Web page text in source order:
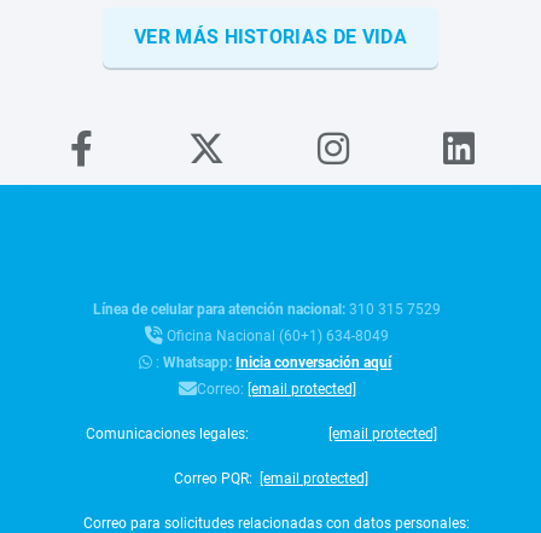
VER MÁS HISTORIAS DE VIDA
Línea de celular para atención nacional:310 315 7529
Oficina Nacional (60+1) 634-8049
:Whatsapp: Inicia conversación aquí
Correo: [email protected]
Comunicaciones legales: [email protected]
Correo PQR: [email protected]
Correo para solicitudes relacionadas con datos personales: